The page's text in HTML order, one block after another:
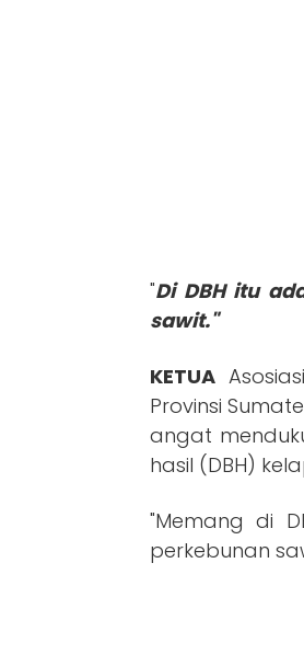
"Di DBH itu
sawit."
KETUA
Provinsi
angat
hasil (DBH)
"Memang di
perkebunan